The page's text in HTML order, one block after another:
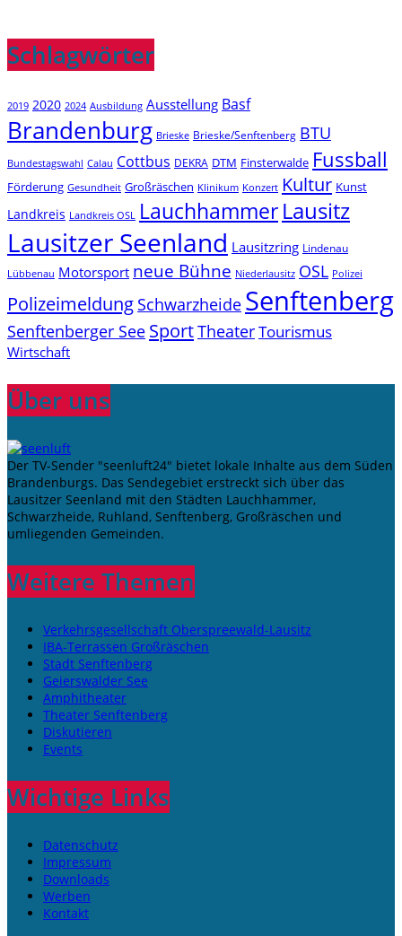
Schlagwörter
2019 2020 2024 Ausbildung Ausstellung Basf
Brandenburg Brieske Brieske/Senftenberg BTU
Bundestagswahl Calau Cottbus DEKRA DTM Finsterwalde Fussball
Förderung Gesundheit Großräschen Klinikum Konzert Kultur Kunst
Landkreis Landkreis OSL LauchhammerLausitz
Lausitzer Seenland Lausitzring Lindenau
Lübbenau Motorsport neue Bühne Niederlausitz OSL Polizei
Polizeimeldung Schwarzheide Senftenberg
Senftenberger See SportTheaterTourismus
Wirtschaft
Über uns
Der TV-Sender "seenluft24" bietet lokale Inhalte aus dem Süden
Brandenburgs. Das Sendegebiet erstreckt sich über das
Lausitzer Seenland mit den Städten Lauchhammer,
Schwarzheide, Ruhland, Senftenberg, Großräschen und
umliegenden Gemeinden.
Weitere Themen
Verkehrsgesellschaft Oberspreewald-Lausitz
IBA-Terrassen Großräschen
Stadt Senftenberg
Geierswalder See
Amphitheater
Theater Senftenberg
Diskutieren
Events
Wichtige Links
Datenschutz
Impressum
Downloads
Werben
Kontakt